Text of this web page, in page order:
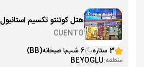
هتل کوئنتو تکسیم استانبول
CUENTO
3 ستاره
6 شب با صبحانه(BB)
منطقه:BEYOGLU